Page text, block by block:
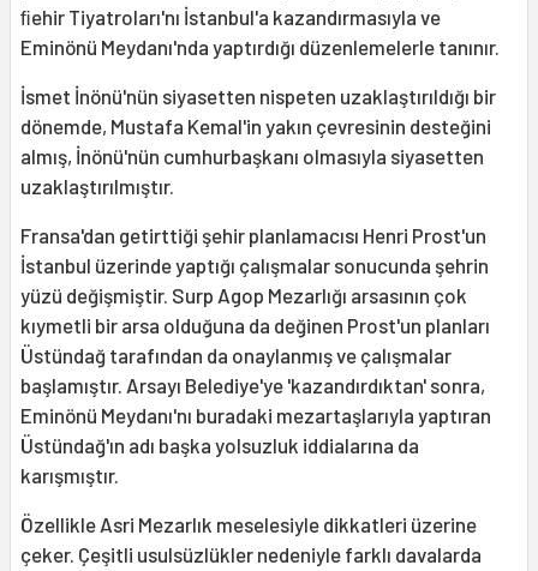
ﬁehir Tiyatroları'nı İstanbul'a kazandırmasıyla ve
Eminönü Meydanı'nda yaptırdığı düzenlemelerle tanınır.
İsmet İnönü'nün siyasetten nispeten uzaklaştırıldığı bir
dönemde, Mustafa Kemal'in yakın çevresinin desteğini
almış, İnönü'nün cumhurbaşkanı olmasıyla siyasetten
uzaklaştırılmıştır.
Fransa'dan getirttiği şehir planlamacısı Henri Prost'un
İstanbul üzerinde yaptığı çalışmalar sonucunda şehrin
yüzü değişmiştir. Surp Agop Mezarlığı arsasının çok
kıymetli bir arsa olduğuna da değinen Prost'un planları
Üstündağ tarafından da onaylanmış ve çalışmalar
başlamıştır. Arsayı Belediye'ye 'kazandırdıktan' sonra,
Eminönü Meydanı'nı buradaki mezartaşlarıyla yaptıran
Üstündağ'ın adı başka yolsuzluk iddialarına da
karışmıştır.
Özellikle Asri Mezarlık meselesiyle dikkatleri üzerine
çeker. Çeşitli usulsüzlükler nedeniyle farklı davalarda